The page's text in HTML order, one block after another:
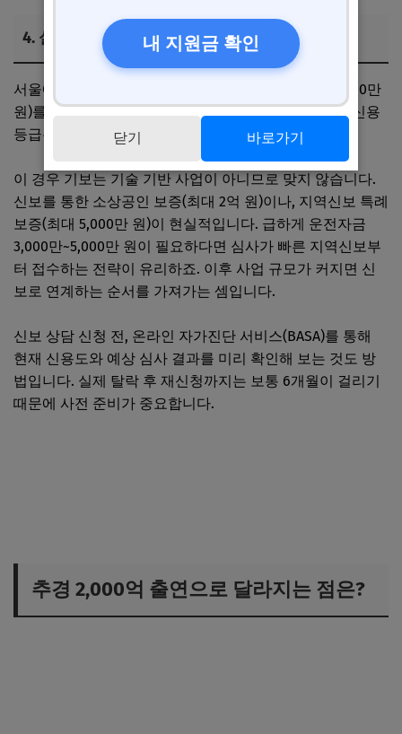
4. 실전 시나리오: 외식업 사장님 A씨의 선택
서울에서 한식당을 운영하는 A씨(직원 2명, 연매출 8,000만
원)를 예로 들어보겠습니다. 특허나 기술 인증은 없고, 신용
등급은 중간 수준이며 연체 이력도 없습니다.
이 경우 기보는 기술 기반 사업이 아니므로 맞지 않습니다.
신보를 통한 소상공인 보증(최대 2억 원)이나, 지역신보 특례
보증(최대 5,000만 원)이 현실적입니다. 급하게 운전자금
3,000만~5,000만 원이 필요하다면 심사가 빠른 지역신보부
터 접수하는 전략이 유리하죠. 이후 사업 규모가 커지면 신
보로 연계하는 순서를 가져가는 셈입니다.
신보 상담 신청 전, 온라인 자가진단 서비스(BASA)를 통해
현재 신용도와 예상 심사 결과를 미리 확인해 보는 것도 방
법입니다. 실제 탈락 후 재신청까지는 보통 6개월이 걸리기
때문에 사전 준비가 중요합니다.
추경 2,000억 출연으로 달라지는 점은?
내 지원금 확인
닫기 바로가기